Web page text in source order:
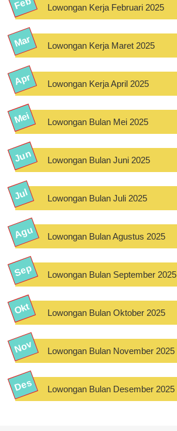
Lowongan Kerja Februari 2025
Lowongan Kerja Maret 2025
Lowongan Kerja April 2025
Lowongan Bulan Mei 2025
Lowongan Bulan Juni 2025
Lowongan Bulan Juli 2025
Lowongan Bulan Agustus 2025
Lowongan Bulan September 2025
Lowongan Bulan Oktober 2025
Lowongan Bulan November 2025
Lowongan Bulan Desember 2025